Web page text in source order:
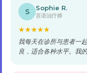
S Sophie R.
言语治疗师
★★★★★
我每天在诊所与患者一
良，适合各种水平。我